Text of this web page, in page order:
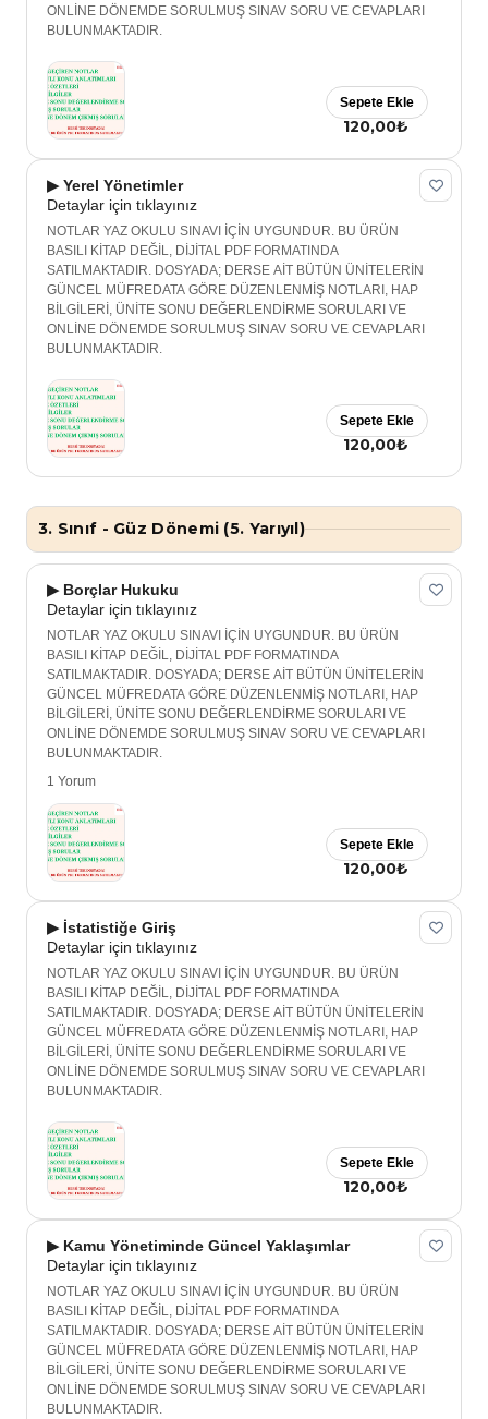
ONLİNE DÖNEMDE SORULMUŞ SINAV SORU VE CEVAPLARI
BULUNMAKTADIR.
120,00₺
Sepete Ekle
▶ Yerel Yönetimler
Detaylar için tıklayınız
NOTLAR YAZ OKULU SINAVI İÇİN UYGUNDUR. BU ÜRÜN
BASILI KİTAP DEĞİL, DİJİTAL PDF FORMATINDA
SATILMAKTADIR. DOSYADA; DERSE AİT BÜTÜN ÜNİTELERİN
GÜNCEL MÜFREDATA GÖRE DÜZENLENMİŞ NOTLARI, HAP
BİLGİLERİ, ÜNİTE SONU DEĞERLENDİRME SORULARI VE
ONLİNE DÖNEMDE SORULMUŞ SINAV SORU VE CEVAPLARI
BULUNMAKTADIR.
120,00₺
Sepete Ekle
3. Sınıf - Güz Dönemi (5. Yarıyıl)
▶ Borçlar Hukuku
Detaylar için tıklayınız
NOTLAR YAZ OKULU SINAVI İÇİN UYGUNDUR. BU ÜRÜN
BASILI KİTAP DEĞİL, DİJİTAL PDF FORMATINDA
SATILMAKTADIR. DOSYADA; DERSE AİT BÜTÜN ÜNİTELERİN
GÜNCEL MÜFREDATA GÖRE DÜZENLENMİŞ NOTLARI, HAP
BİLGİLERİ, ÜNİTE SONU DEĞERLENDİRME SORULARI VE
ONLİNE DÖNEMDE SORULMUŞ SINAV SORU VE CEVAPLARI
BULUNMAKTADIR.
1 Yorum
120,00₺
Sepete Ekle
▶ İstatistiğe Giriş
Detaylar için tıklayınız
NOTLAR YAZ OKULU SINAVI İÇİN UYGUNDUR. BU ÜRÜN
BASILI KİTAP DEĞİL, DİJİTAL PDF FORMATINDA
SATILMAKTADIR. DOSYADA; DERSE AİT BÜTÜN ÜNİTELERİN
GÜNCEL MÜFREDATA GÖRE DÜZENLENMİŞ NOTLARI, HAP
BİLGİLERİ, ÜNİTE SONU DEĞERLENDİRME SORULARI VE
ONLİNE DÖNEMDE SORULMUŞ SINAV SORU VE CEVAPLARI
BULUNMAKTADIR.
120,00₺
Sepete Ekle
▶ Kamu Yönetiminde Güncel Yaklaşımlar
Detaylar için tıklayınız
NOTLAR YAZ OKULU SINAVI İÇİN UYGUNDUR. BU ÜRÜN
BASILI KİTAP DEĞİL, DİJİTAL PDF FORMATINDA
SATILMAKTADIR. DOSYADA; DERSE AİT BÜTÜN ÜNİTELERİN
GÜNCEL MÜFREDATA GÖRE DÜZENLENMİŞ NOTLARI, HAP
BİLGİLERİ, ÜNİTE SONU DEĞERLENDİRME SORULARI VE
ONLİNE DÖNEMDE SORULMUŞ SINAV SORU VE CEVAPLARI
BULUNMAKTADIR.